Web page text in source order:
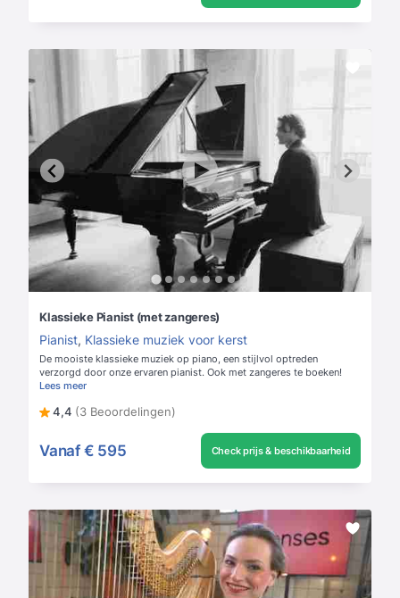
Klassieke Pianist (met zangeres)
Pianist, Klassieke muziek voor kerst
De mooiste klassieke muziek op piano, een stijlvol optreden
verzorgd door onze ervaren pianist. Ook met zangeres te boeken!
Lees meer
4,4 (3 Beoordelingen)
Vanaf € 595 Check prijs & beschikbaarheid